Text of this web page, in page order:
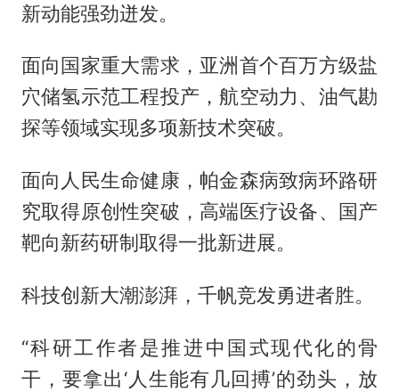
新动能强劲迸发。
面向国家重大需求，亚洲首个百万方级盐
穴储氢示范工程投产，航空动力、油气勘
探等领域实现多项新技术突破。
面向人民生命健康，帕金森病致病环路研
究取得原创性突破，高端医疗设备、国产
靶向新药研制取得一批新进展。
科技创新大潮澎湃，千帆竞发勇进者胜。
“科研工作者是推进中国式现代化的骨
干，要拿出‘人生能有几回搏’的劲头，放